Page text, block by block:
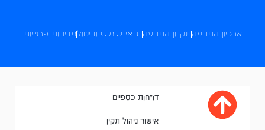
ארכיון התנועהתקנון התנועהתנאי שימוש וביטולמדיניות פרטיות
דו"חות כספיים
אישור ניהול תקין